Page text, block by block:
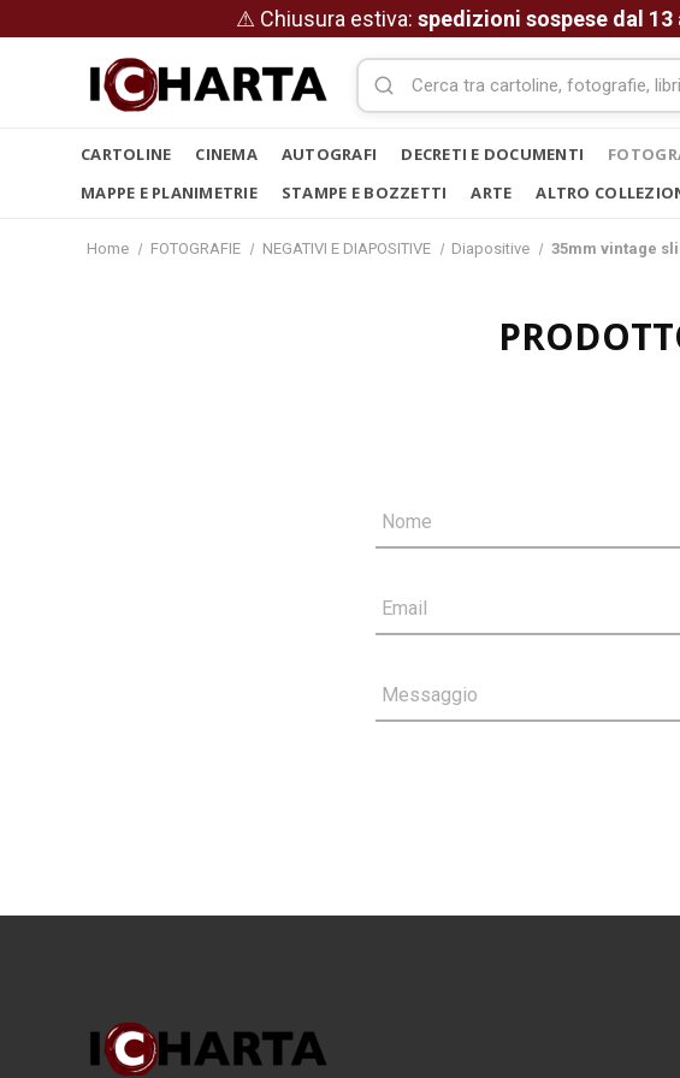
⚠ Chiusura estiva: spedizioni sospese dal 13
CARTOLINE CINEMA AUTOGRAFI DECRETI E DOCUMENTI
MAPPE E PLANIMETRIE
STAMPE E BOZZETTI ARTE ALTRO
Home FOTOGRAFIE NEGATIVI E DIAPOSITIVE Diapositive 35mm vintage
Nome
Email
Messaggio